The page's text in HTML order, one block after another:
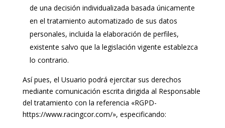
de una decisión individualizada basada únicamente
en el tratamiento automatizado de sus datos
personales, incluida la elaboración de perfiles,
existente salvo que la legislación vigente establezca
lo contrario.
Así pues, el Usuario podrá ejercitar sus derechos
mediante comunicación escrita dirigida al Responsable
del tratamiento con la referencia «RGPD-
https://www.racingcor.com/», especificando: